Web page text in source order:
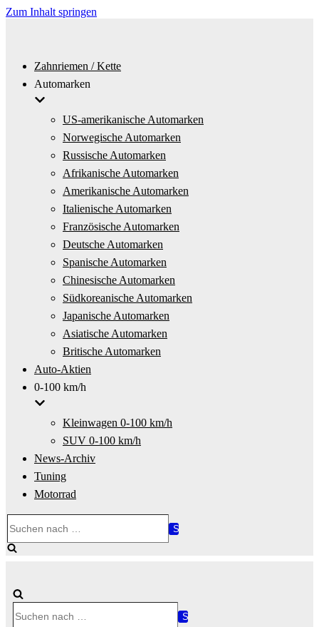
Zum Inhalt springen
Zahnriemen / Kette
Automarken
US-amerikanische Automarken
Norwegische Automarken
Russische Automarken
Afrikanische Automarken
Amerikanische Automarken
Italienische Automarken
Französische Automarken
Deutsche Automarken
Spanische Automarken
Chinesische Automarken
Südkoreanische Automarken
Japanische Automarken
Asiatische Automarken
Britische Automarken
Auto-Aktien
0-100 km/h
Kleinwagen 0-100 km/h
SUV 0-100 km/h
News-Archiv
Tuning
Motorrad
nach …
nach …